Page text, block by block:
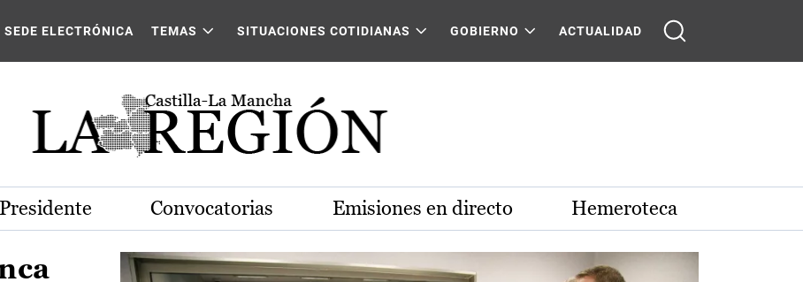
La Mancha
SEDE ELECTRÓNICA TEMAS SITUACIONES COTIDIANAS GOBIERNO ACTUALIDAD
Convocatorias Emisiones en directo Hemeroteca